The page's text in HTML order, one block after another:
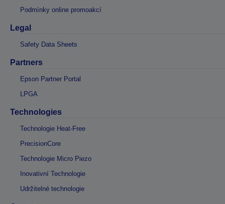
Podmínky online promoakcí
Legal
Safety Data Sheets
Partners
Epson Partner Portal
LPGA
Technologies
Technologie Heat-Free
PrecisionCore
Technologie Micro Piezo
Inovativní Technologie
Udržitelné technologie